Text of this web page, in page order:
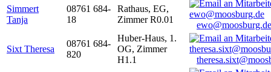
Simmert
Tanja
08761 684-
18
Rathaus, EG,
Zimmer R0.01
ewo@moosburg.de
Sixt Theresa
08761 684-
820
Huber-Haus, 1.
OG, Zimmer
H1.1